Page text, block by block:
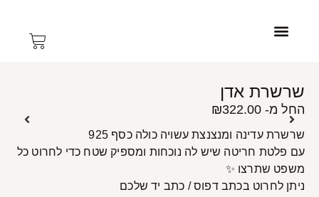
שרשרת אדן
החל מ- ₪322.00
שרשרת עדינה ומנצנצת עשויה כולה כסף 925
עם פלטת חריטה שיש לה נוכחות ומספיק שטח כדי לחרוט כל
משפט שתרצו ✨
ניתן לחרוט בכתב דפוס / כתב יד שלכם